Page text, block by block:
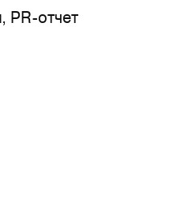
PR-отчет